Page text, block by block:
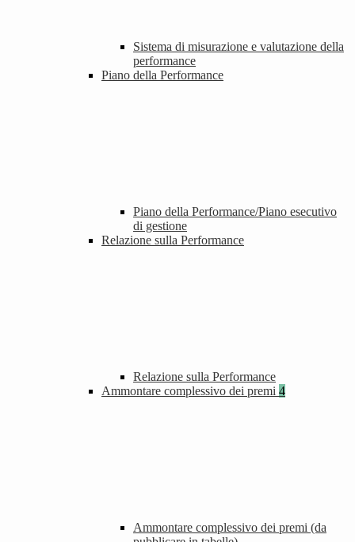
Sistema di misurazione e valutazione della
performance
Piano della Performance
Piano della Performance/Piano esecutivo
di gestione
Relazione sulla Performance
Relazione sulla Performance
Ammontare complessivo dei premi 4
Ammontare complessivo dei premi (da